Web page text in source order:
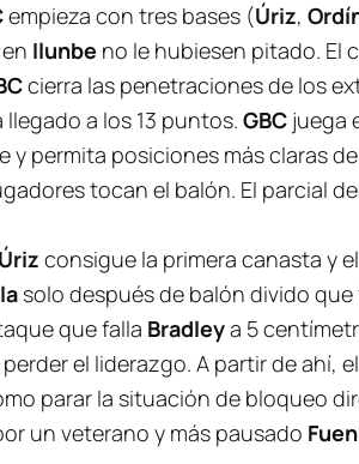
empieza con tres bases (Úriz,
Ilunbe no le hubiesen pitado. El
cierra las penetraciones de los
a los 13 puntos. GBC juega
permita posiciones más claras
tocan el balón. El parcial
Úriz consigue la primera canasta y el
solo después de balón divido
que falla Bradleya 5
el liderazgo. A partir de ahí,
parar la situación de bloqueo
un veterano y más pausado